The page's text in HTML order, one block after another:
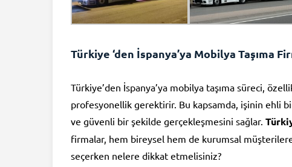
Türkiye ‘den İspanya’ya Mobilya Taşıma
Türkiye’den İspanya’ya mobilya taşıma süreci,
profesyonellik gerektirir. Bu kapsamda, işinin ehli
ve güvenli bir şekilde gerçekleşmesini sağlar.
firmalar, hem bireysel hem de kurumsal
seçerken nelere dikkat etmelisiniz?